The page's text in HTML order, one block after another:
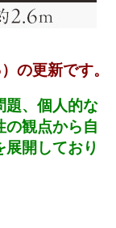
の更新です。
題、個人的な
の観点から自
展開しており